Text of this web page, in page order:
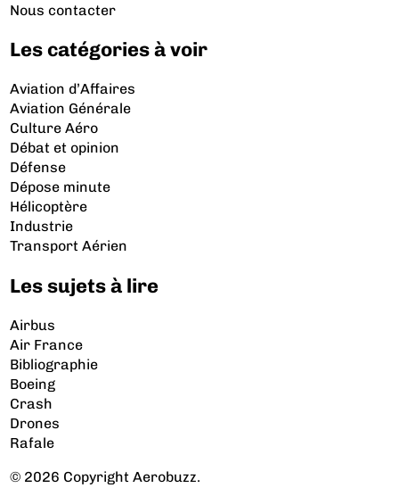
Nous contacter
Les catégories à voir
Aviation d’Affaires
Aviation Générale
Culture Aéro
Débat et opinion
Défense
Dépose minute
Hélicoptère
Industrie
Transport Aérien
Les sujets à lire
Airbus
Air France
Bibliographie
Boeing
Crash
Drones
Rafale
© 2026 Copyright Aerobuzz.